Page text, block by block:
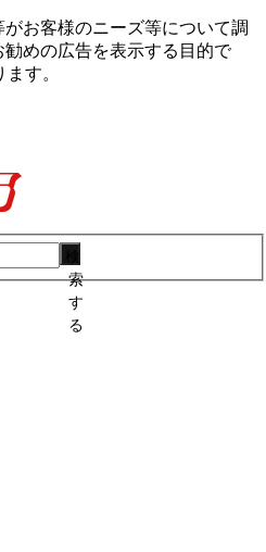
お客様のニーズ等について調
めの広告を表⽰する⽬的で
す。
索
す
る